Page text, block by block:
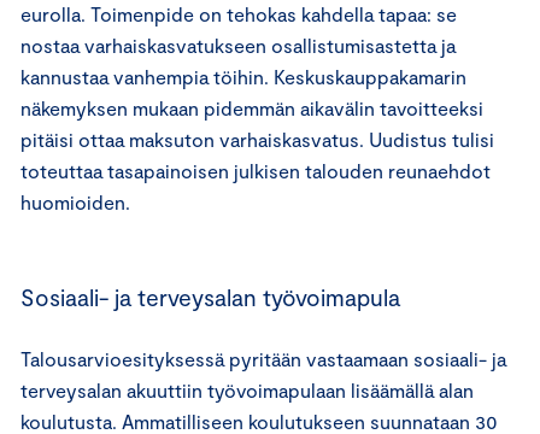
eurolla. Toimenpide on tehokas kahdella tapaa: se
nostaa varhaiskasvatukseen osallistumisastetta ja
kannustaa vanhempia töihin. Keskuskauppakamarin
näkemyksen mukaan pidemmän aikavälin tavoitteeksi
pitäisi ottaa maksuton varhaiskasvatus. Uudistus tulisi
toteuttaa tasapainoisen julkisen talouden reunaehdot
huomioiden.
Sosiaali- ja terveysalan työvoimapula
Talousarvioesityksessä pyritään vastaamaan sosiaali- ja
terveysalan akuuttiin työvoimapulaan lisäämällä alan
koulutusta. Ammatilliseen koulutukseen suunnataan 30